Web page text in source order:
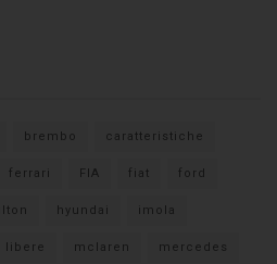
brembo caratteristiche
ferrari FIA fiat ford
hyundai imola
libere mclaren mercedes